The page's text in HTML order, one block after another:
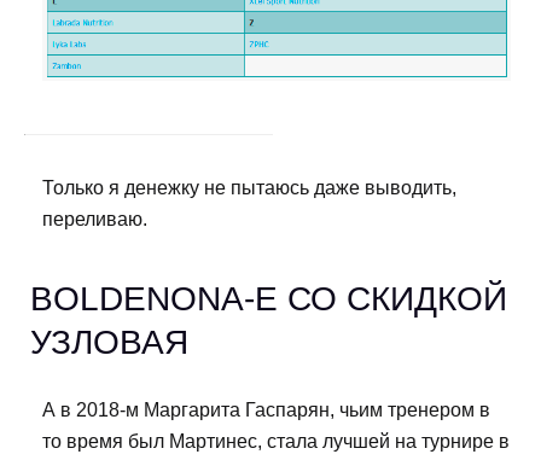
Только я денежку не пытаюсь даже выводить,
переливаю.
BOLDENONA-E СО СКИДКОЙ
УЗЛОВАЯ
А в 2018-м Маргарита Гаспарян, чьим тренером в
то время был Мартинес, стала лучшей на турнире в